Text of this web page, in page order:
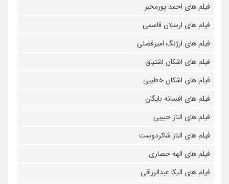
فیلم های احمد پورمخبر
فیلم های ارسلان قاسمی
فیلم های ارژنگ امیرفضلی
فیلم های اشکان اشتیاق
فیلم های اشکان خطیبی
فیلم های افسانه بایگان
فیلم های الناز حبیبی
فیلم های الناز شاکردوست
فیلم های الهه حصاری
فیلم های الیکا عبدالرزاقی